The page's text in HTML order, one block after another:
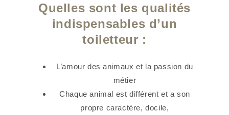
Quelles sont les qualités
indispensables d’un
toiletteur :
L’amour des animaux et la passion du
métier
Chaque animal est différent et a son
propre caractère, docile,